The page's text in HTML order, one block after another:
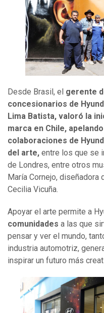
Desde Brasil, el gerente
concesionarios de
Lima Batista, valoró la
marca en Chile,
colaboraciones de
del arte, entre los que se
de Londres, entre otros
María Cornejo, diseñadora
Cecilia Vicuña.
Apoyar el arte permite a
comunidades a las que
pensar y ver el mundo,
industria automotriz,
inspirar un futuro más